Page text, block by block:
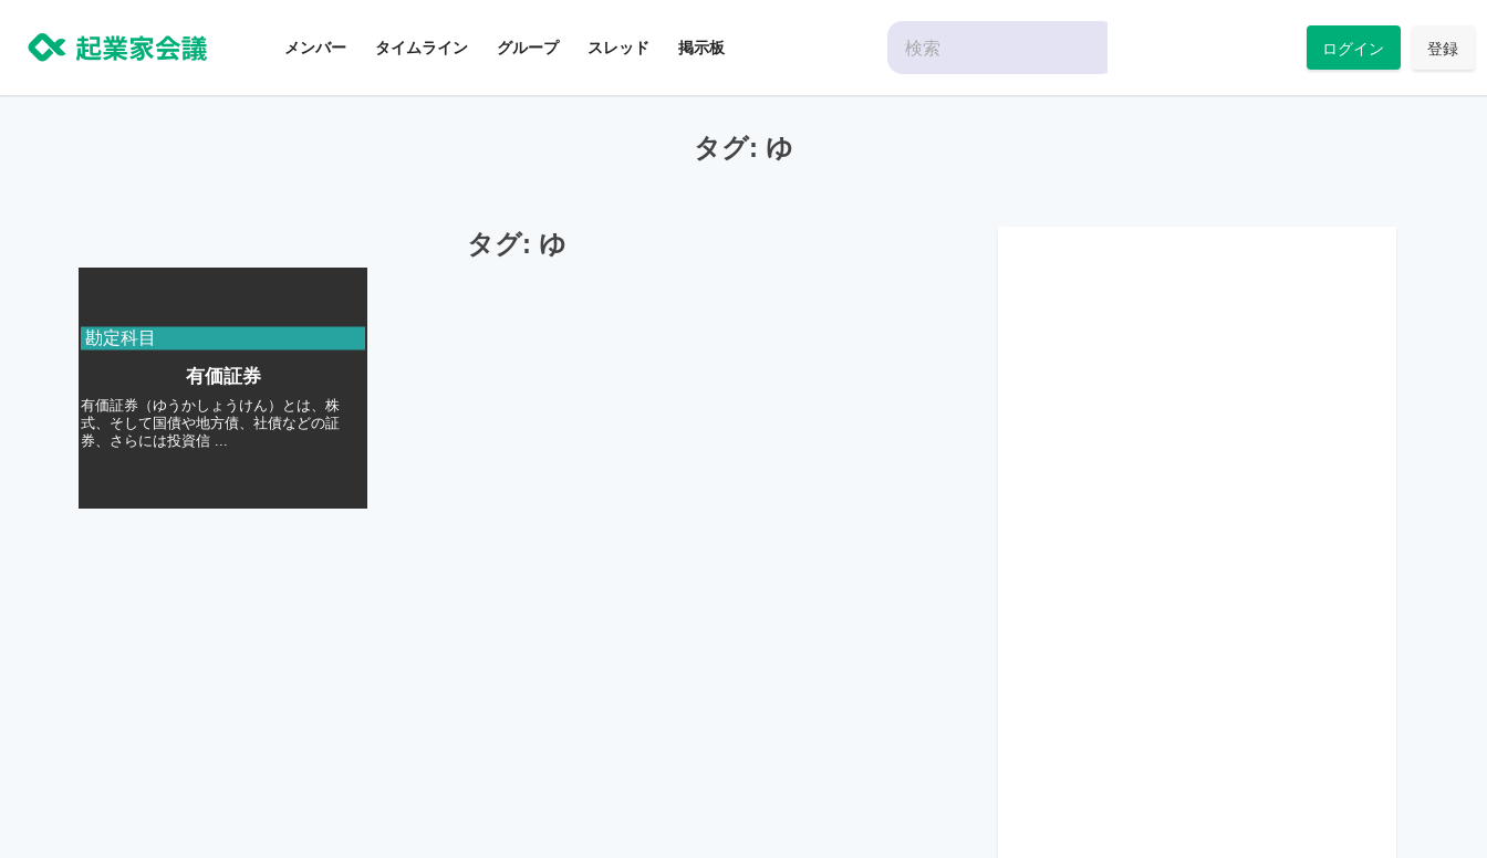
メンバー タイムライン グループ スレッド 掲示板
Search
for:
ログイン 登録
タグ: ゆ
タグ: ゆ
勘定科目
有価証券
有価証券（ゆうかしょうけん）とは、株
式、そして国債や地方債、社債などの証
券、さらには投資信 ...